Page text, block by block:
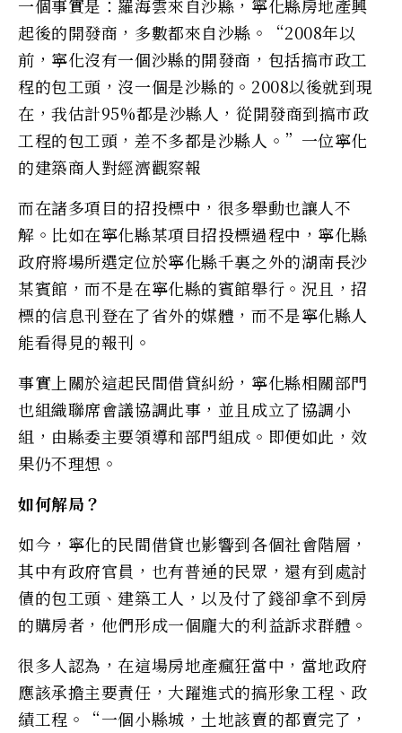
一個事實是：羅海雲來自沙縣，寧化縣房地產興
起後的開發商，多數都來自沙縣。“2008年以
前，寧化沒有一個沙縣的開發商，包括搞市政工
程的包工頭，沒一個是沙縣的。2008以後就到現
在，我估計95%都是沙縣人，從開發商到搞市政
工程的包工頭，差不多都是沙縣人。”一位寧化
的建築商人對經濟觀察報
而在諸多項目的招投標中，很多舉動也讓人不
解。比如在寧化縣某項目招投標過程中，寧化縣
政府將場所選定位於寧化縣千裏之外的湖南長沙
某賓館，而不是在寧化縣的賓館舉行。況且，招
標的信息刊登在了省外的媒體，而不是寧化縣人
能看得見的報刊。
事實上關於這起民間借貸糾紛，寧化縣相關部門
也組織聯席會議協調此事，並且成立了協調小
組，由縣委主要領導和部門組成。即便如此，效
果仍不理想。
如何解局？
如今，寧化的民間借貸也影響到各個社會階層，
其中有政府官員，也有普通的民眾，還有到處討
債的包工頭、建築工人，以及付了錢卻拿不到房
的購房者，他們形成一個龐大的利益訴求群體。
很多人認為，在這場房地產瘋狂當中，當地政府
應該承擔主要責任，大躍進式的搞形象工程、政
績工程。“一個小縣城，土地該賣的都賣完了，